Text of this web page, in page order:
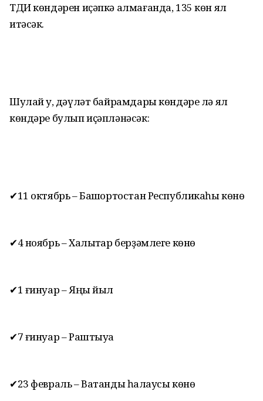
ТДИ көндәрен иҫәпкә алмағанда, 135 көн ял
итәсәк.
Шулай уҡ, дәүләт байрамдары көндәре лә ял
көндәре булып иҫәпләнәсәк:
✔11 октябрь – Башҡортостан Республикаһы көнө
✔4 ноябрь – Халыҡтар берҙәмлеге көнө
✔1 ғинуар – Яңы йыл
✔7 ғинуар – Раштыуа
✔23 февраль – Ватанды һаҡлаусы көнө